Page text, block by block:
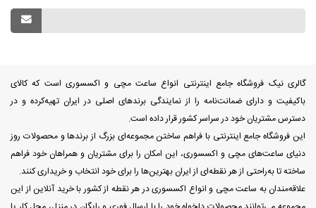
گالری نیک فروشگاه جامع اینترنتی انواع ساعت مچی و اکسسوری است که کالای
باکیفیت و دارای ضمانت‌نامه را از نمایندگی برندهای اصلی در ایران تهیه‌کرده و در
دسترس مشتریان خود در سراسر کشور قرار داده است.
این فروشگاه جامع اینترنتی با فراهم ساختن مجموعه‌ای بزرگ از برندها و محصولات روز
دنیای ساعت‌های مچی و اکسسوری، این امکان را برای مشتریان و همراهان خود فراهم
ساخته تا به‌راحتی از هر نقطه‌ای از ایران بهترین‌ها را برای خود انتخاب و خریداری کنند.
علاقه‌مندان به ساعت مچی و انواع اکسسوری در هر نقطه از کشور با خرید آنلاین از این